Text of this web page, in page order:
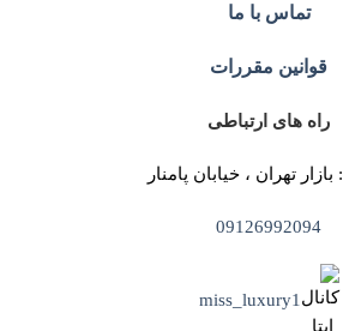
تماس با ما
قوانین مقررات
راه های ارتباطی
: بازار تهران ، خیابان پامنار
09126992094
miss_luxury1